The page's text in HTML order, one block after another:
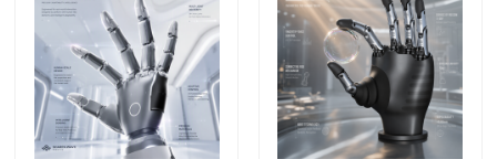
فيديوهات
معلومات عنا
جولة في المعمل